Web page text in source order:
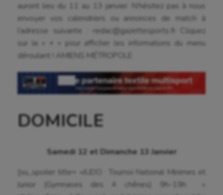
auront lieu du 11 au 13 janvier. N’hésitez pas à nous
envoyer vos calendriers ou annonces de match à
l’adresse suivante : redac@gazettesports.fr Cliquez
sur le « + » pour afficher les informations du menu
déroulant ! AMIENS MÉTROPOLE
DOMICILE
Samedi 12 et Dimanche 13 Janvier
[su_spoiler title= »JUDO : Tournoi National Minimes et
Junior (Gymnases des 4 chênes) 9h-19h »